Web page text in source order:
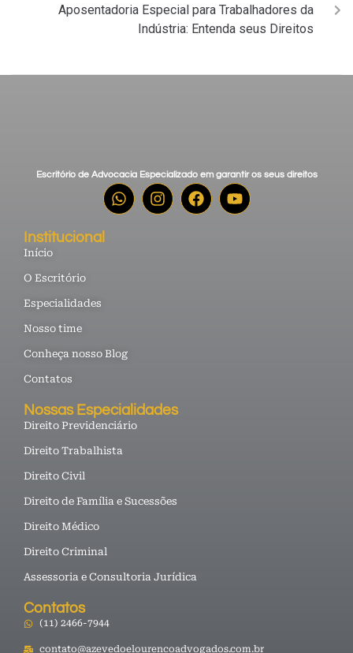
Aposentadoria Especial para Trabalhadores da
Indústria: Entenda seus Direitos
Escritório de Advocacia Especializado em garantir os seus direitos
Institucional
Início
O Escritório
Especialidades
Nosso time
Conheça nosso Blog
Contatos
Nossas Especialidades
Direito Previdenciário
Direito Trabalhista
Direito Civil
Direito de Família e Sucessões
Direito Médico
Direito Criminal
Assessoria e Consultoria Jurídica
Contatos
(11) 2466-7944
contato@azevedoelourencoadvogados.com.br